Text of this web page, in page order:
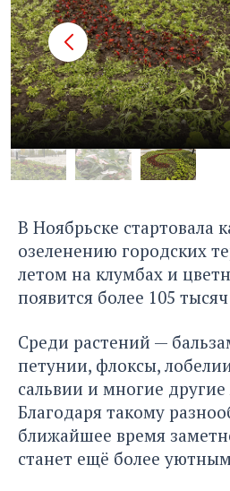
В Ноябрьске стартовала
озеленению городских
летом на клумбах и
появится более 105
Среди растений —
петунии, флоксы,
сальвии и многие другие
Благодаря такому
ближайшее время
станет ещё более